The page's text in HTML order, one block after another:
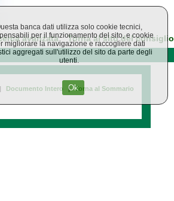
avanzata Torna al sito del consiglio
| Documento Intero | Torna al Sommario
banca dati utilizza solo cookie tecnici,
per il funzionamento del sito, e cookie
migliorare la navigazione e raccogliere dati
aggregati sull'utilizzo del sito da parte degli
utenti.
Ok